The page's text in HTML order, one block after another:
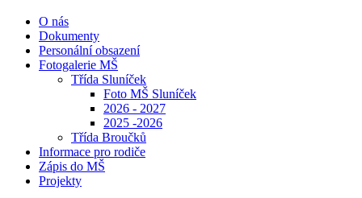
O nás
Dokumenty
Personální obsazení
Fotogalerie MŠ
Třída Sluníček
Foto MŠ Sluníček
2026 - 2027
2025 -2026
Třída Broučků
Informace pro rodiče
Zápis do MŠ
Projekty